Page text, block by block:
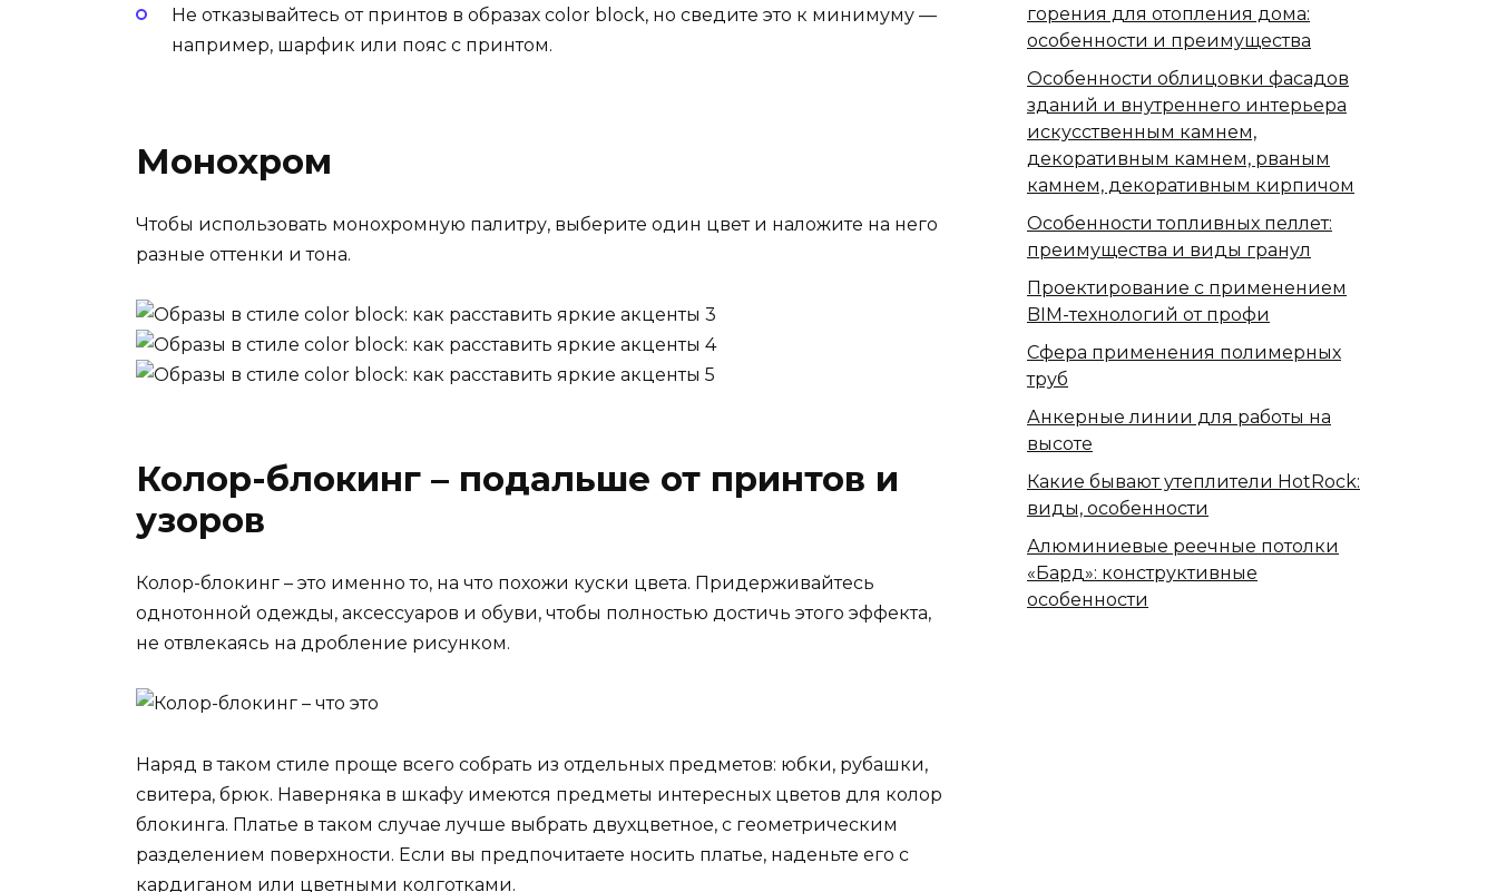
Не отказывайтесь от принтов в образах color block, но сведите это к минимуму —
например, шарфик или пояс с принтом.
Монохром
Чтобы использовать монохромную палитру, выберите один цвет и наложите на него
разные оттенки и тона.
Колор-блокинг – подальше от принтов и
узоров
Колор-блокинг – это именно то, на что похожи куски цвета. Придерживайтесь
однотонной одежды, аксессуаров и обуви, чтобы полностью достичь этого эффекта,
не отвлекаясь на дробление рисунком.
Наряд в таком стиле проще всего собрать из отдельных предметов: юбки, рубашки,
свитера, брюк. Наверняка в шкафу имеются предметы интересных цветов для колор
блокинга. Платье в таком случае лучше выбрать двухцветное, с геометрическим
разделением поверхности. Если вы предпочитаете носить платье, наденьте его с
кардиганом или цветными колготками.
горения для отопления дома:
особенности и преимущества
Особенности облицовки фасадов
зданий и внутреннего интерьера
искусственным камнем,
декоративным камнем, рваным
камнем, декоративным кирпичом
Особенности топливных пеллет:
преимущества и виды гранул
Проектирование с применением
BIM-технологий от профи
Сфера применения полимерных
труб
Анкерные линии для работы на
высоте
Какие бывают утеплители HotRock:
виды, особенности
Алюминиевые реечные потолки
«Бард»: конструктивные
особенности